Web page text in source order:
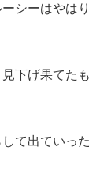
シーはやは
下げ果てたも
て出ていった